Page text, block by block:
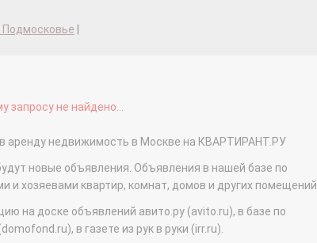
Подмосковье
не найдено...
аренду недвижимость в Москве на КВАРТИРАНТ.РУ
новые объявления. Объявления в нашей базе по
хозяевами квартир, комнат, домов и других помещений.
на доске объявлений авито.ру (avito.ru), в базе по
в газете из рук в руки (irr.ru).